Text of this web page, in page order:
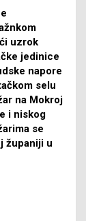
uzrok
jedinice
napore
selu
na Mokroj
i niskog
se
županiji u